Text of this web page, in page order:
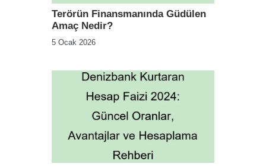
Terörün Finansmanında Güdülen
Amaç Nedir?
5 Ocak 2026